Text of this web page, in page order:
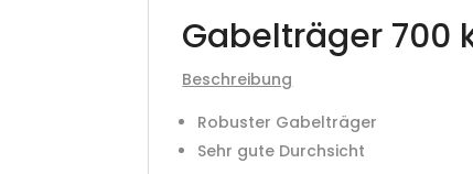
Gabelträger 700
Beschreibung
Robuster Gabelträger
Sehr gute Durchsicht